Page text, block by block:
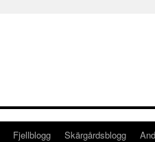
Fjellblogg Skärgårdsblogg